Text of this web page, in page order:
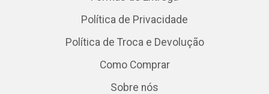
Política de Privacidade
Política de Troca e Devolução
Como Comprar
Sobre nós